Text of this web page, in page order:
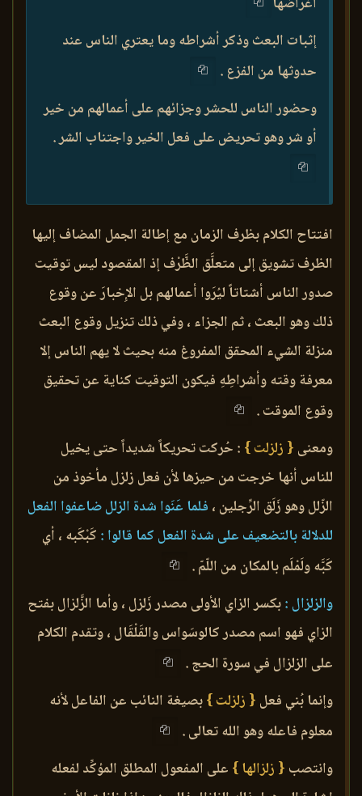
إثبات البعث وذكر أشراطه وما يعتري الناس عند
حدوثها من الفزع .
وحضور الناس للحشر وجزائهم على أعمالهم من خير
أو شر وهو تحريض على فعل الخير واجتناب الشر .
افتتاح الكلام بظرف الزمان مع إطالة الجمل المضاف إليها
الظرف تشويق إلى متعلَّق الظَّرْف إذ المقصود ليس توقيت
صدور الناس أشتاتاً ليُرَوا أعمالهم بل الإِخبارَ عن وقوع
ذلك وهو البعث ، ثم الجزاء ، وفي ذلك تنزيل وقوع البعث
منزلة الشيء المحقق المفروغ منه بحيث لا يهم الناس إلا
معرفة وقته وأشراطِهِ فيكون التوقيت كناية عن تحقيق
وقوع الموقت .
ومعنى { زلزلت } : حُركت تحريكاً شديداً حتى يخيل
للناس أنها خرجت من حيزها لأن فعل زلزل مأخوذ من
الزّلل وهو زَلَق الرِّجلين ، فلما عَنَوا شدة الزلل ضاعفوا الفعل
للدلالة بالتضعيف على شدة الفعل كما قالوا : كَبْكَبه ، أي
كَبَّه ولَمْلَم بالمكان من اللّمّ .
والزلزال :بكسر الزاي الأولى مصدر زَلزل ، وأما الزَّلزال بفتح
الزاي فهو اسم مصدر كالوسَواس والقَلْقَال ، وتقدم الكلام
على الزلزال في سورة الحج .
وإنما بُني فعل { زلزلت }بصيغة النائب عن الفاعل لأنه
معلوم فاعله وهو الله تعالى .
وانتصب { زلزالها } على المفعول المطلق المؤكِّد لفعله